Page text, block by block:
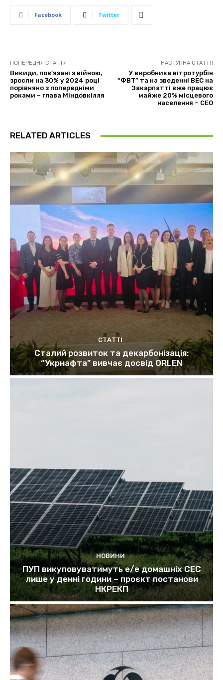
Facebook Twitter
ПОПЕРЕДНЯ СТАТТЯ
Викиди, пов’язані з війною,
зросли на 30% у 2024 році
порівняно з попередніми
роками – глава Міндовкілля
НАСТУПНА СТАТТЯ
У виробника вітротурбін
“ФВТ” та на зведенні ВЕС на
Закарпатті вже працює
майже 20% місцевого
населення – СЕО
RELATED ARTICLES
СТАТТІ
Сталий розвиток та декарбонізація:
“Укрнафта” вивчає досвід ORLEN
НОВИНИ
ПУП викуповуватимуть е/е домашніх СЕС
лише у денні години – проєкт постанови
НКРЕКП